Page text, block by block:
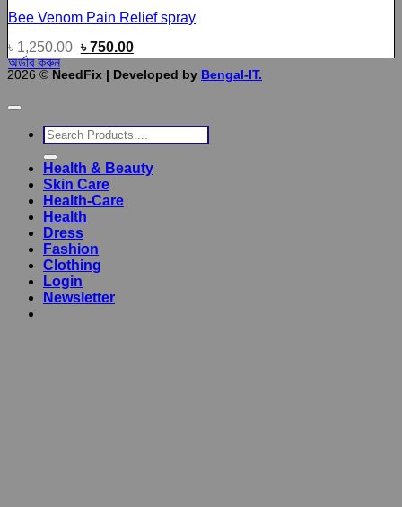
Bee Venom Pain Relief spray
৳1,250.00 ৳750.00
অর্ডার করুন
2026 © NeedFix | Developed by Bengal-IT.
Search
for:
Health & Beauty
Skin Care
Health-Care
Health
Dress
Fashion
Clothing
Login
Newsletter